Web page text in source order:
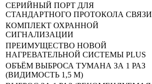
СЕРИЙНЫЙ ПОРТ ДЛЯ
СТАНДАРТНОГО ПРОТОКОЛА СВЯЗИ
КОМПЛЕКТ ОХРАННОЙ
СИГНАЛИЗАЦИИ
ПРЕИМУЩЕСТВО НОВОЙ
НАГРЕВАТЕЛЬНОЙ СИСТЕМЫ PLUS
ОБЪЁМ ВЫБРОСА ТУМАНА ЗА 1 РАЗ
(ВИДИМОСТЬ 1,5 М)